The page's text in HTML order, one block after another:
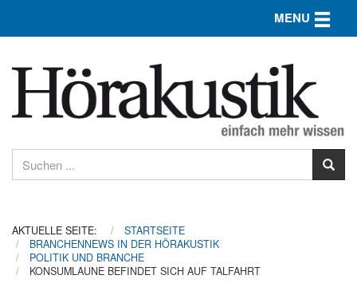
MENU Toggle
AKTUELLE SEITE:
STARTSEITE
BRANCHENNEWS IN DER HÖRAKUSTIK
POLITIK UND BRANCHE
KONSUMLAUNE BEFINDET SICH AUF TALFAHRT